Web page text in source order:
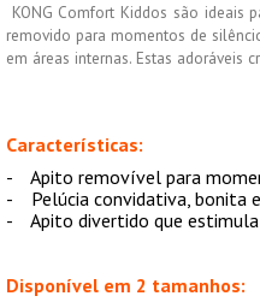
KONG Comfort Kiddos são ideais
removido para momentos de
em áreas internas. Estas adoráveis
Características:
- Apito removível para
- Pelúcia convidativa, bonita
- Apito divertido que estimula
Disponível em 2 tamanhos: